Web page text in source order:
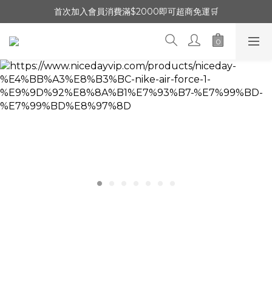
首次加入會員消費滿$2000即可超商免運🛒